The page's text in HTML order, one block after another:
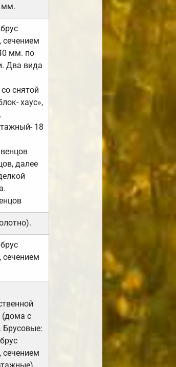
мм.
сечением
мм. по
Два вида
снятой
хаус»,
18
далее
сечением
(дома с
Брусовые:
сечением